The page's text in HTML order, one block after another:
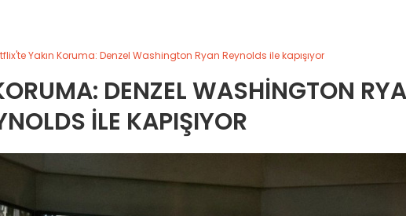
Yakın Koruma: Denzel Washington Ryan Reynolds ile kapışıyor
DENZEL WASHINGTON
ILE KAPIŞIYOR